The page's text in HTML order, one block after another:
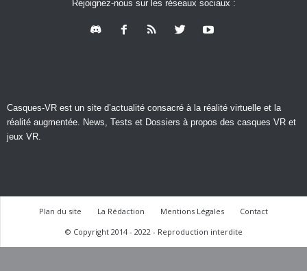
Rejoignez-nous sur les réseaux sociaux :
Casques-VR est un site d’actualité consacré à la réalité virtuelle et la
réalité augmentée. News, Tests et Dossiers à propos des casques VR et
jeux VR.
Plan du site La Rédaction Mentions Légales
Contact
© Copyright 2014 - 2022 - Reproduction interdite